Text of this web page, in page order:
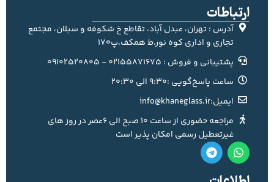
ارتباطات
آدرس : تهران، عبدل آباد، تقاطع خ شکوفه و سبلان، مجتمع
تجاری و اداری کوه نور،ط همکف،پ170
پشتیبانی و فروش : 02155871675 - 09102520805
ساعت پاسخ‌گویی :9:30 الی 20:30
ایمیل:info@khaneglass.ir
مراجعه حضوری از ساعت 10 صبح الی 6عصر در روز های
غیرتعطیل رسمی امکان پذیر است